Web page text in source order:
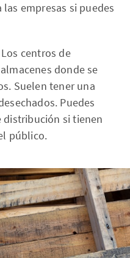
empresas si puedes
Los centros de
donde se
Suelen tener una
Puedes
si tienen
público.